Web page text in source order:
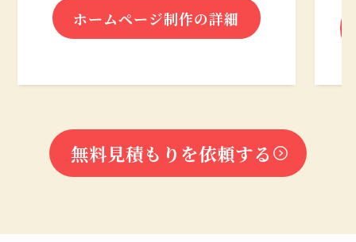
ホームページ制作の詳細
無料見積もりを依頼する